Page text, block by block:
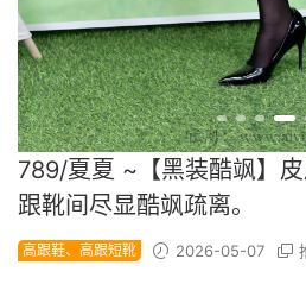
789/夏夏 ~【黑装酷飒】
跟靴间尽显酷飒疏离。
高跟鞋、高跟短靴 2026-05-07